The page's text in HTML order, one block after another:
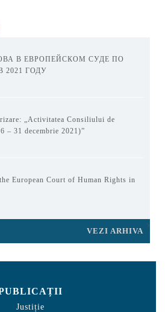
В ЕВРОПЕЙСКОМ СУДЕ ПО
ГОДУ
„Activitatea Consiliului de
– 31 decembrie 2021)”
European Court of Human Rights in
VEZI ARHIVA
Justiție